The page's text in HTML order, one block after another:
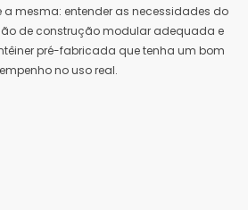
mesma: entender as necessidades do
de construção modular adequada e
pré-fabricada que tenha um bom
no uso real.